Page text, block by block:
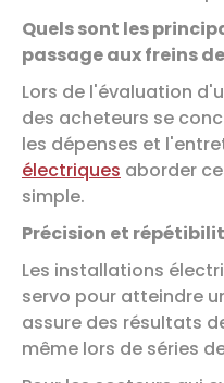
Quels sont les
passage aux freins
Lors de l'évaluation
des acheteurs se
les dépenses et
électriques aborder
simple.
Précision et
Les installations
servo pour atteindre
assure des résultats
même lors de séries